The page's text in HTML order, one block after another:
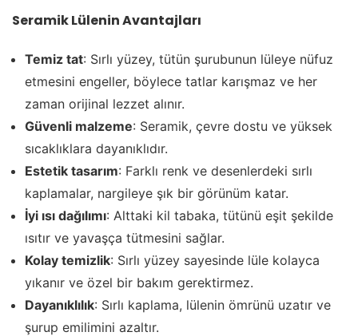
Seramik Lülenin Avantajları
Temiz tat: Sırlı yüzey, tütün şurubunun lüleye nüfuz
etmesini engeller, böylece tatlar karışmaz ve her
zaman orijinal lezzet alınır.
Güvenli malzeme: Seramik, çevre dostu ve yüksek
sıcaklıklara dayanıklıdır.
Estetik tasarım: Farklı renk ve desenlerdeki sırlı
kaplamalar, nargileye şık bir görünüm katar.
İyi ısı dağılımı: Alttaki kil tabaka, tütünü eşit şekilde
ısıtır ve yavaşça tütmesini sağlar.
Kolay temizlik: Sırlı yüzey sayesinde lüle kolayca
yıkanır ve özel bir bakım gerektirmez.
Dayanıklılık: Sırlı kaplama, lülenin ömrünü uzatır ve
şurup emilimini azaltır.